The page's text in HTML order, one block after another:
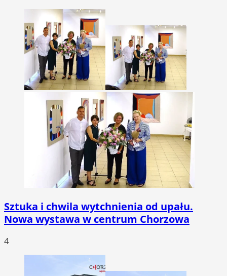
Sztuka i chwila wytchnienia od upału.
Nowa wystawa w centrum Chorzowa
4